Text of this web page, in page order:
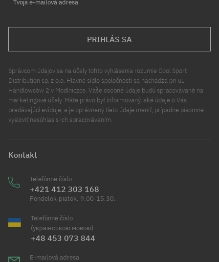
Tvoja e-mailová adresa
PRIHLÁS SA
Správcom údajov sa na účely tohto vyhlásenia rozumie Cool Sport
Distribution sp. z o.o. Hlavné sídlo spoločnosti sa nachádza pri ul.
Handlowców 2 v Modlniczce. Vaše osobné údaje budú spracovávané na
marketingové účely. Máte právo byť informovaný, aké údaje o Vás
predávajúci eviduje, a je oprávnený tieto údaje meniť, prípadne písomne
vysloviť nesúhlas s ich spracovávaním.
Kontakt
Telefónne číslo
+421 412 303 168
Pondelok-piatok, 9.00-15.30.
Telefónne číslo
(українською мовою)
+48 453 073 844
E-mailová adresa